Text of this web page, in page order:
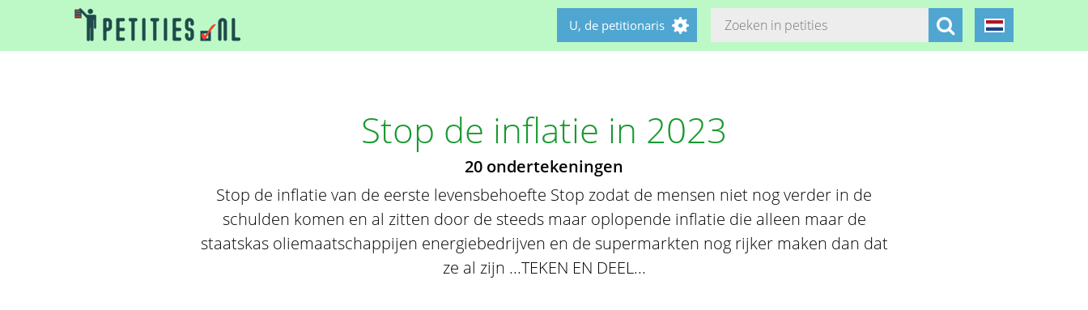
U, de petitionaris
Stop de inflatie in 2023
20 ondertekeningen
Stop de inflatie van de eerste levensbehoefte Stop zodat de mensen niet nog verder in de
schulden komen en al zitten door de steeds maar oplopende inflatie die alleen maar de
staatskas oliemaatschappijen energiebedrijven en de supermarkten nog rijker maken dan dat
ze al zijn ...TEKEN EN DEEL...